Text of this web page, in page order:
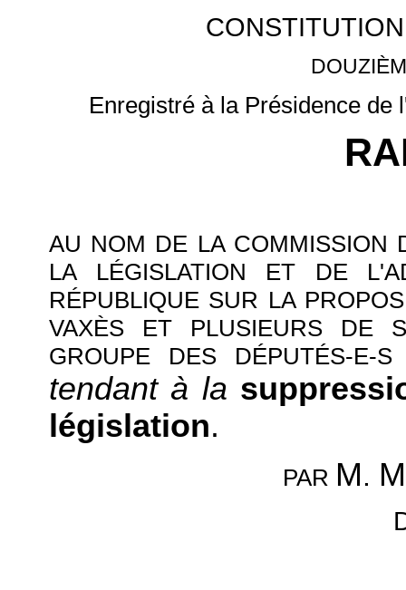
Enregistré à la Présidence de
AU NOM DE LA COMMISSION
LA LÉGISLATION ET DE
RÉPUBLIQUE SUR LA
VAXÈS ET PLUSIEURS DE
GROUPE DES DÉPUTÉS-E-
tendant à la
législation.
PAR M.